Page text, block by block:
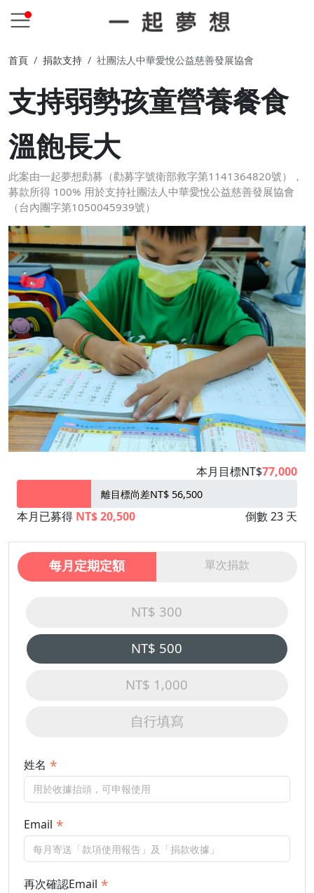
首頁 捐款支持 社團法人中華愛悅公益慈善發展協會
支持弱勢孩童營養餐食
溫飽長大
此案由一起夢想勸募（勸募字號衛部救字第1141364820號），
募款所得 100% 用於支持社團法人中華愛悅公益慈善發展協會
（台內團字第1050045939號）
本月目標NT$77,000
離目標尚差NT$ 56,500
本月已募得 NT$ 20,500 倒數 23 天
每月定期定額 單次捐款
NT$ 300
NT$ 500
NT$ 1,000
自行填寫
姓名
Email
再次確認Email